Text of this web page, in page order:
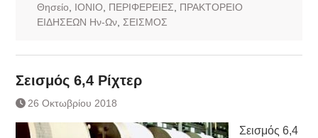
Θησείο
ΙΟΝΙΟ ΠΕΡΙΦΕΡΕΙΕΣ
ΠΡΑΚΤΟΡΕΙΟ
ΕΙΔΗΣΕΩΝ Ην-Ων, ΣΕΙΣΜΟΣ
Σεισμός 6,4 Ρίχτερ
26 Οκτωβρίου 2018
Σεισμός 6,4